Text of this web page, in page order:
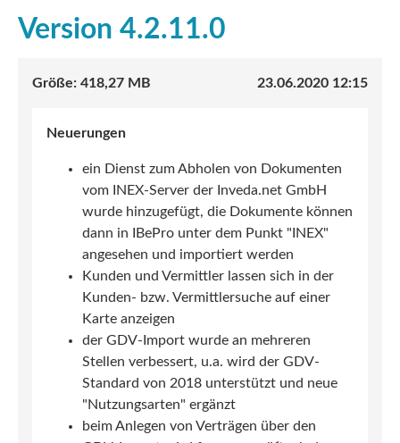
4.2.11.0
23.06.2020 12:15
418,27 MB
Neuerungen
ein Dienst zum Abholen von Dokumenten
vom INEX-Server der Inveda.net GmbH
wurde hinzugefügt, die Dokumente können
dann in IBePro unter dem Punkt "INEX"
angesehen und importiert werden
Kunden und Vermittler lassen sich in der
Kunden- bzw. Vermittlersuche auf einer
Karte anzeigen
der GDV-Import wurde an mehreren
Stellen verbessert, u.a. wird der GDV-
Standard von 2018 unterstützt und neue
"Nutzungsarten" ergänzt
beim Anlegen von Verträgen über den